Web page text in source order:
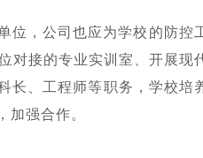
，公司也应为学校的防控
对接的专业实训室、开展现
长、工程师等职务，学校培
加强合作。